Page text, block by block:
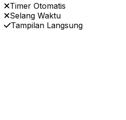
Timer Otomatis
Selang Waktu
Tampilan Langsung